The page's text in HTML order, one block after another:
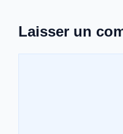
Laisser un